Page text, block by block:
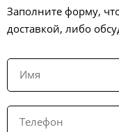
Заполните форму,
доставкой, либо